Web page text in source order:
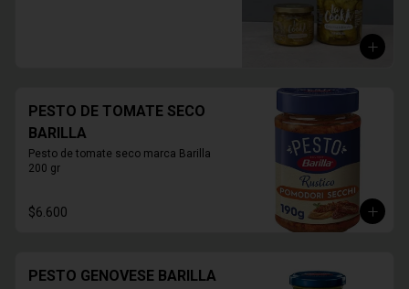
PESTO DE TOMATE SECO
BARILLA
Pesto de tomate seco marca Barilla
200 gr
$6.600
PESTO GENOVESE BARILLA